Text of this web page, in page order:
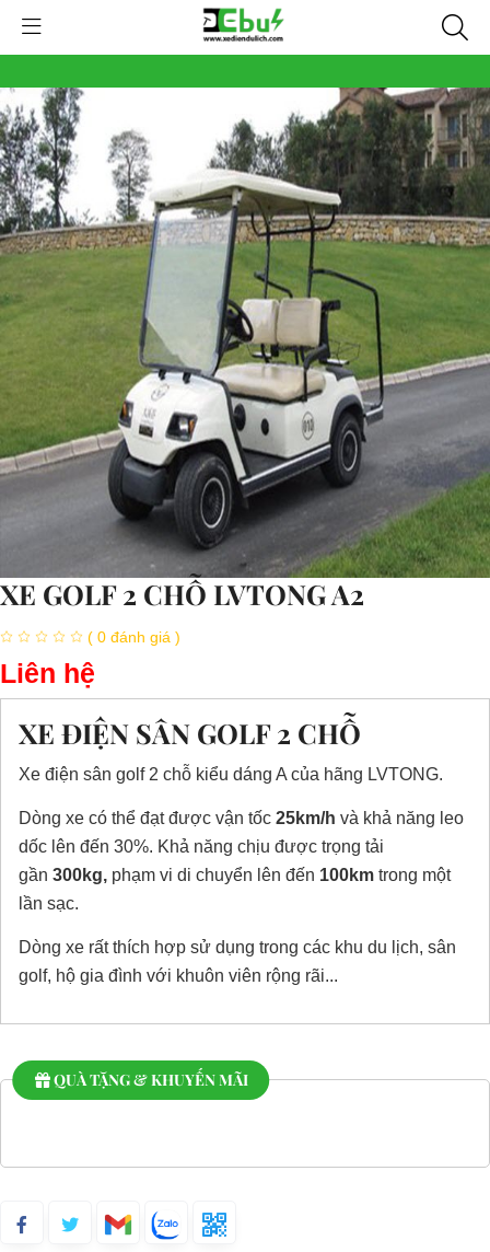
XE GOLF 2 CHỖ LVTONG A2
( 0 đánh giá )
Liên hệ
XE ĐIỆN SÂN GOLF 2 CHỖ
Xe điện sân golf 2 chỗ kiểu dáng A của hãng LVTONG.
Dòng xe có thể đạt được vận tốc 25km/h và khả năng leo
dốc lên đến 30%. Khả năng chịu được trọng tải
gần 300kg, phạm vi di chuyển lên đến 100km trong một
lần sạc.
Dòng xe rất thích hợp sử dụng trong các khu du lịch, sân
golf, hộ gia đình với khuôn viên rộng rãi...
QUÀ TẶNG & KHUYẾN MÃI